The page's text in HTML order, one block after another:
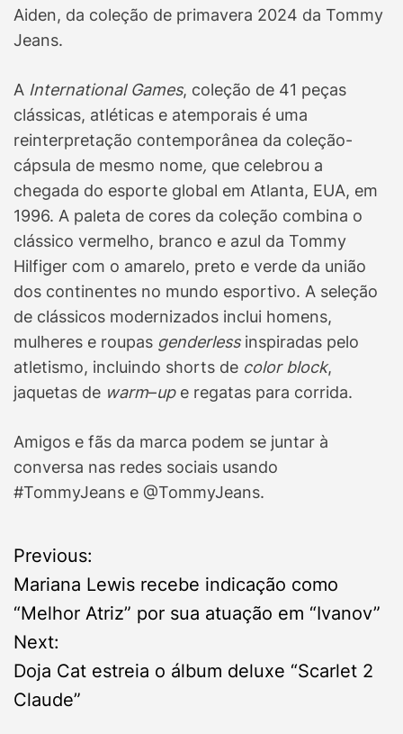
Aiden, da coleção de primavera 2024 da Tommy
Jeans.
A International Games, coleção de 41 peças
clássicas, atléticas e atemporais é uma
reinterpretação contemporânea da coleção-
cápsula de mesmo nome, que celebrou a
chegada do esporte global em Atlanta, EUA, em
1996. A paleta de cores da coleção combina o
clássico vermelho, branco e azul da Tommy
Hilfiger com o amarelo, preto e verde da união
dos continentes no mundo esportivo. A seleção
de clássicos modernizados inclui homens,
mulheres e roupas genderlessinspiradas pelo
atletismo, incluindo shorts de color block,
jaquetas de warm–upe regatas para corrida.
Amigos e fãs da marca podem se juntar à
conversa nas redes sociais usando
#TommyJeans e @TommyJeans.
P
o
s
t
Previous:
Mariana Lewis recebe indicação como
“Melhor Atriz” por sua atuação em “Ivanov”
Next:
Doja Cat estreia o álbum deluxe “Scarlet 2
Claude”